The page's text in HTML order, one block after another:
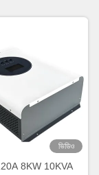
ভিডিও
8KW 10KVA